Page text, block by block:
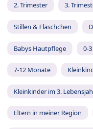
2. Trimester 3.
Stillen & Fläschchen
Babys Hautpflege 0-
7-12 Monate
Kleinkinder im 3.
Eltern in meiner Region